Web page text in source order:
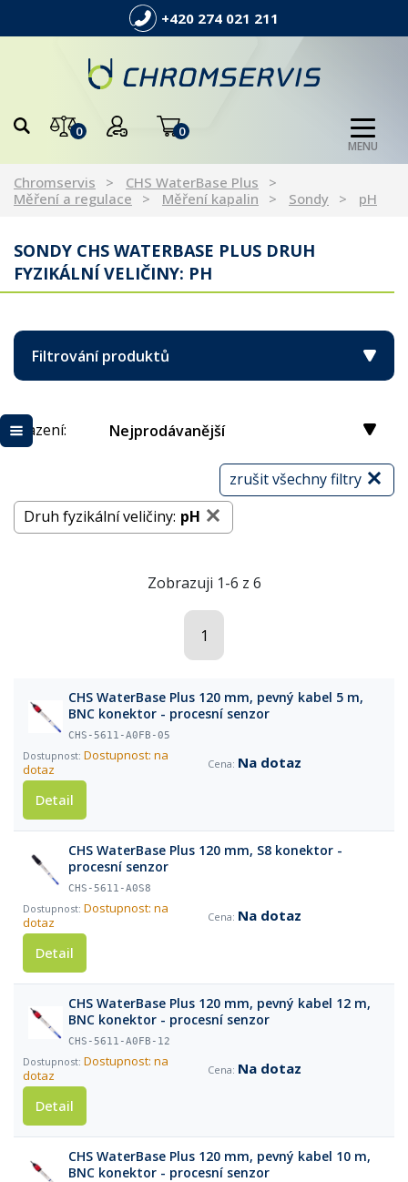
+420 274 021 211
0 0
MENU
Chromservis
CHS WaterBase Plus
Měření a regulace
Měření kapalin Sondy pH
SONDY CHS WATERBASE PLUS DRUH
FYZIKÁLNÍ VELIČINY: PH
Filtrování produktů
Řazení: Nejprodávanější
zrušit všechny filtry
Druh fyzikální veličiny: pH
Zobrazuji 1-6 z 6
1
CHS WaterBase Plus 120 mm, pevný kabel 5 m,
BNC konektor - procesní senzor
CHS-5611-A0FB-05
Dostupnost: na
dotaz
Na dotaz
Detail
CHS WaterBase Plus 120 mm, S8 konektor -
procesní senzor
CHS-5611-A0S8
Dostupnost: na
dotaz
Na dotaz
Detail
CHS WaterBase Plus 120 mm, pevný kabel 12 m,
BNC konektor - procesní senzor
CHS-5611-A0FB-12
Dostupnost: na
dotaz
Na dotaz
Detail
CHS WaterBase Plus 120 mm, pevný kabel 10 m,
BNC konektor - procesní senzor